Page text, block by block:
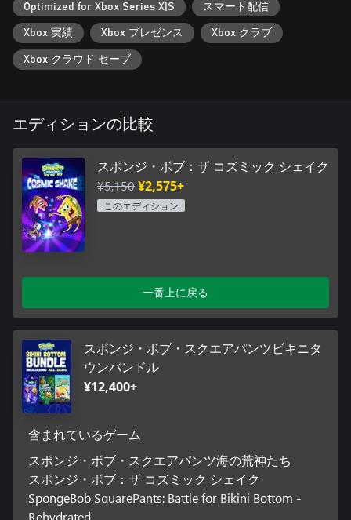
Optimized for Xbox Series X|S スマート配信
Xbox 実績 Xbox プレゼンス Xbox クラブ
Xbox クラウド セーブ
エディションの比較
スポンジ・ボブ：ザ コズミック シェイク
¥5,150¥2,575+
このエディション
一番上に戻る
スポンジ・ボブ・スクエアパンツビキニタ
ウンバンドル
¥12,400+
含まれているゲーム
スポンジ・ボブ・スクエアパンツ海の荒神たち
スポンジ・ボブ：ザ コズミック シェイク
SpongeBob SquarePants: Battle for Bikini Bottom -
Rehydrated